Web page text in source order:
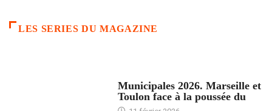
LES SERIES DU MAGAZINE
Municipales 2026. Marseille et
Toulon face à la poussée du